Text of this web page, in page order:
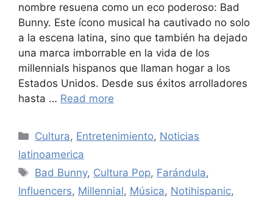
nombre resuena como un eco poderoso: Bad
Bunny. Este ícono musical ha cautivado no solo
a la escena latina, sino que también ha dejado
una marca imborrable en la vida de los
millennials hispanos que llaman hogar a los
Estados Unidos. Desde sus éxitos arrolladores
hasta … Read more
Categories
Cultura, Entretenimiento, Noticias
latinoamerica
Tags
Bad Bunny, Cultura Pop, Farándula,
Influencers, Millennial, Música, Notihispanic,